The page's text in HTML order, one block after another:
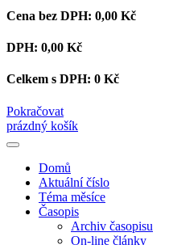
Cena bez DPH: 0,00 Kč
DPH: 0,00 Kč
Celkem s DPH: 0 Kč
Pokračovat
prázdný košík
Domů
Aktuální číslo
Téma měsíce
Časopis
Archiv časopisu
On-line články